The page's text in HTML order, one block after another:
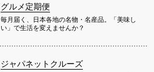
グルメ定期便
毎月届く、日本各地の名物・名産品。「美味し
い」で生活を変えませんか？
ジャパネットクルーズ